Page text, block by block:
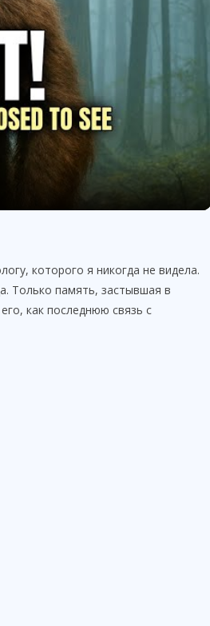
которого я никогда не видела.
Только память, застывшая в
как последнюю связь с